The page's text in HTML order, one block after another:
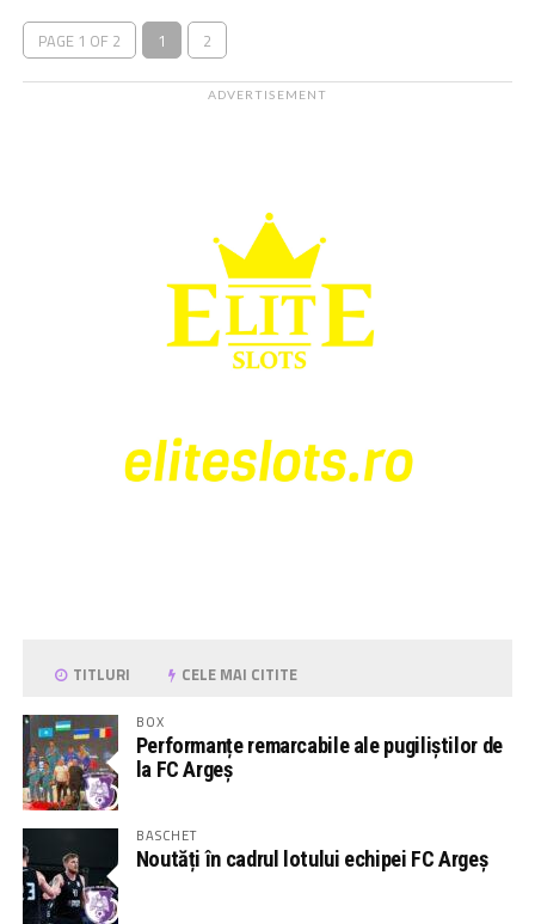
PAGE 1 OF 2 1 2
ADVERTISEMENT
TITLURI CELE MAI CITITE
BOX
Performanțe remarcabile ale pugiliștilor de
la FC Argeș
BASCHET
Noutăți în cadrul lotului echipei FC Argeș